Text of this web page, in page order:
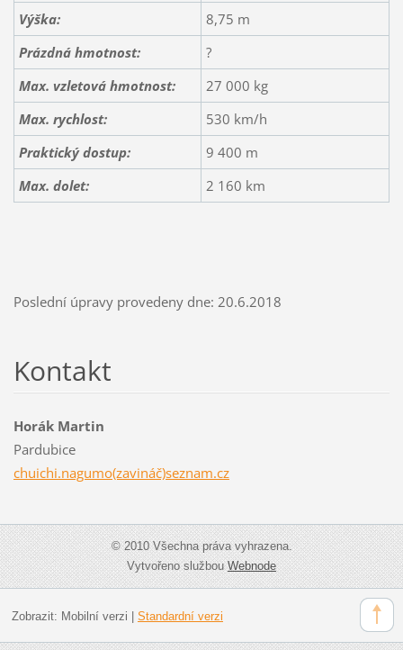
Výška:
8,75 m
Prázdná hmotnost:
?
Max. vzletová hmotnost:
27 000 kg
Max. rychlost:
530 km/h
Praktický dostup:
9 400 m
Max. dolet:
2 160 km
Poslední úpravy provedeny dne: 20.6.2018
Kontakt
Horák Martin
Pardubice
chuichi.nagumo(zavináč)seznam.cz
© 2010 Všechna práva vyhrazena.
Vytvořeno službouWebnode
Zobrazit: Mobilní verzi Standardní verzi